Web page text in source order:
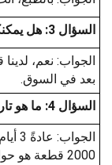
السؤال 3: هل يمكنكم تنفيذ متطلباتنا المخصصة؟
الجواب: نعم،
بعد في السوق.
السؤال 4: ما هو تاريخ التسليم المحدد؟
2000 قطعة هو حوالي 20 يوم عمل؛ يعتمد وقت التسليم على كمية البضائع.